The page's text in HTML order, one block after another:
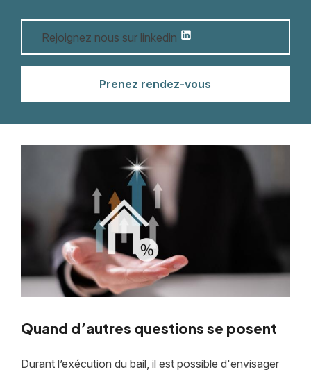
Rejoignez nous sur linkedin
Prenez rendez-vous
Quand d’autres questions se posent
Durant l’exécution du bail, il est possible d'envisager